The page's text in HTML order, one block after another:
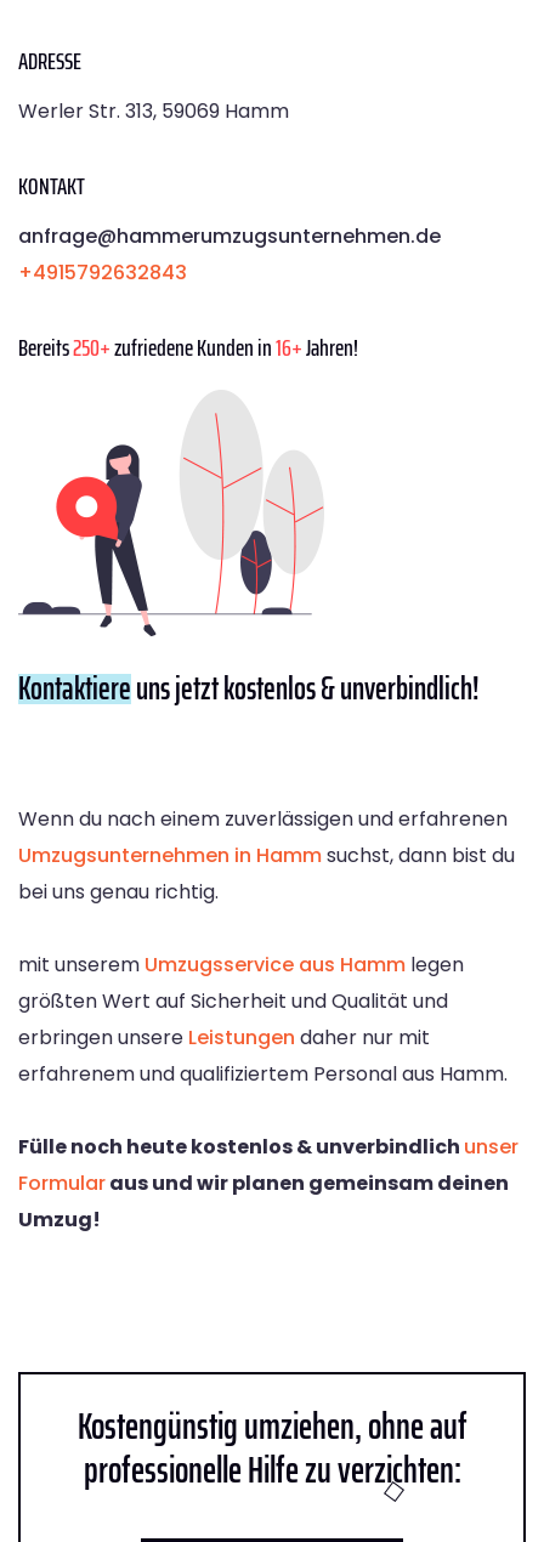
ADRESSE
Werler Str. 313, 59069 Hamm
KONTAKT
anfrage@hammerumzugsunternehmen.de
+4915792632843
Bereits250+zufriedene Kunden in16+Jahren!
Kontaktiereuns jetzt kostenlos & unverbindlich!
Wenn du nach einem zuverlässigen und erfahrenen
Umzugsunternehmen in Hammsuchst, dann bist du
bei uns genau richtig.
mit unserem Umzugsservice aus Hamm legen
größten Wert auf Sicherheit und Qualität und
erbringen unsere Leistungen daher nur mit
erfahrenem und qualifiziertem Personal aus Hamm.
Fülle noch heute kostenlos & unverbindlich unser
Formularaus und wir planen gemeinsam deinen
Umzug!
Kostengünstig umziehen, ohne auf
professionelle Hilfe zu verzichten: